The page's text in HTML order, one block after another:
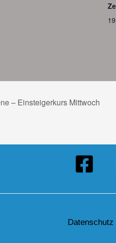
– Einsteigerkurs Mittwoch
Datenschutz